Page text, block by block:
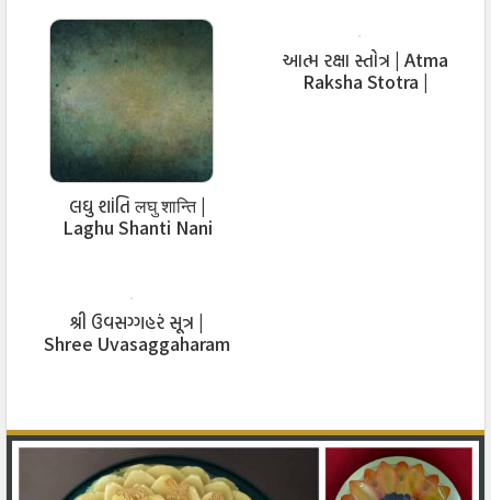
લઘુ શાંતિ लघु शान्ति |
Laghu Shanti Nani
આત્મ રક્ષા સ્તોત્ર | Atma
Raksha Stotra |
શ્રી ઉવસગ્ગહરં સૂત્ર |
Shree Uvasaggaharam